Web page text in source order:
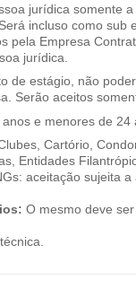
jurídica somente a
incluso como sub
pela Empresa
jurídica.
de estágio, não
Serão aceitos
e menores de 24
Cartório,
Entidades
aceitação sujeita
O mesmo deve